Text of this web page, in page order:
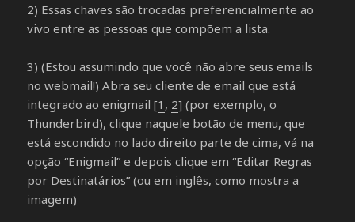
2) Essas chaves são trocadas preferencialmente ao
vivo entre as pessoas que compõem a lista.
3) (Estou assumindo que você não abre seus emails
no webmail!) Abra seu cliente de email que está
integrado ao enigmail [1 , 2] (por exemplo, o
Thunderbird), clique naquele botão de menu, que
está escondido no lado direito parte de cima, vá na
opção “Enigmail” e depois clique em “Editar Regras
por Destinatários” (ou em inglês, como mostra a
imagem)